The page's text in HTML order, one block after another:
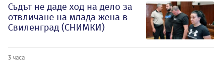
Съдът не даде ход на дело за
отвличане на млада жена в
Свиленград (СНИМКИ)
3 часа